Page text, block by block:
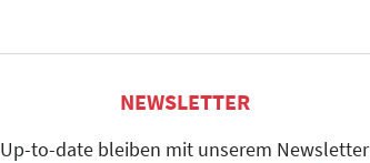
NEWSLETTER
Up-to-date bleiben mit unserem Newsletter